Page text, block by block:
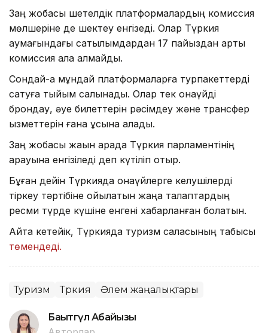
Заң жобасы шетелдік платформалардың комиссия
мөлшеріне де шектеу енгізеді. Олар Түркия
аумағындағы сатылымдардан 17 пайыздан артық
комиссия ала алмайды.
Сондай-ақ мұндай платформаларға турпакеттерді
сатуға тыйым салынады. Олар тек қонақүйді
брондау, әуе билеттерін рәсімдеу және трансфер
қызметтерін ғана ұсына алады.
Заң жобасы жақын арада Түркия парламентінің
қарауына енгізіледі деп күтіліп отыр.
Бұған дейін Түркияда қонақүйлерге келушілерді
тіркеу тәртібіне қойылатын жаңа талаптардың
ресми түрде күшіне енгені хабарланған болатын.
Айта кетейік, Түркияда туризм саласының табысы
төмендеді.
Туризм Түркия Әлем жаңалықтары
Бақытгүл Абайқызы